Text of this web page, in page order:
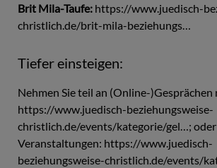
Brit Mila-Taufe: https://www.juedisch-
christlich.de/brit-mila-beziehungs…
Tiefer einsteigen:
Nehmen Sie teil an (Online-
https://www.juedisch-beziehungsweise-
christlich.de/events/kategorie/gel…;
Veranstaltungen: https://www.juedisch-
beziehungsweise-christlich.de/events/